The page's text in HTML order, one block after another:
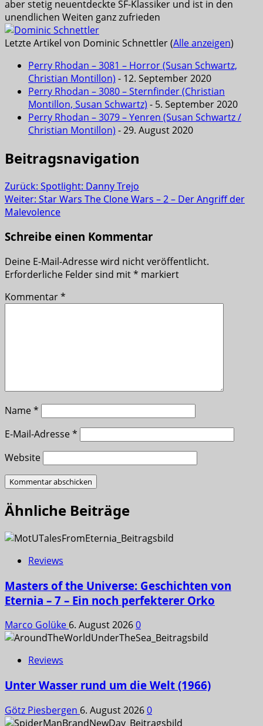
aber stetig neuentdeckte SF-Klassiker und ist in den
unendlichen Weiten ganz zufrieden
Letzte Artikel von Dominic Schnettler(Alle anzeigen)
Perry Rhodan – 3081 – Horror (Susan Schwartz,
Christian Montillon) - 12. September 2020
Perry Rhodan – 3080 – Sternfinder (Christian
Montillon, Susan Schwartz) - 5. September 2020
Perry Rhodan – 3079 – Yenren (Susan Schwartz /
Christian Montillon) - 29. August 2020
Beitragsnavigation
Zurück: Spotlight: Danny Trejo
Weiter: Star Wars The Clone Wars – 2 – Der Angriff der
Malevolence
Schreibe einen Kommentar
Deine E-Mail-Adresse wird nicht veröffentlicht.
Erforderliche Felder sind mit* markiert
Kommentar*
Name*
E-Mail-Adresse*
Website
Ähnliche Beiträge
Reviews
Masters of the Universe: Geschichten von
Eternia – 7 – Ein noch perfekterer Orko
Marco Golüke 6. August 20260
Reviews
Unter Wasser rund um die Welt (1966)
Götz Piesbergen 6. August 20260